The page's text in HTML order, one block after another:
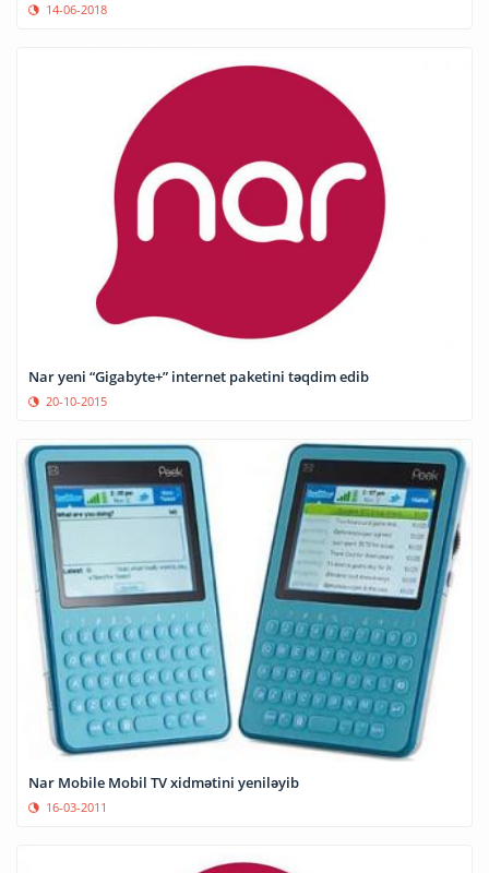
14-06-2018
Nar yeni “Gigabyte+” internet paketini təqdim edib
20-10-2015
Nar Mobile Mobil TV xidmətini yeniləyib
16-03-2011